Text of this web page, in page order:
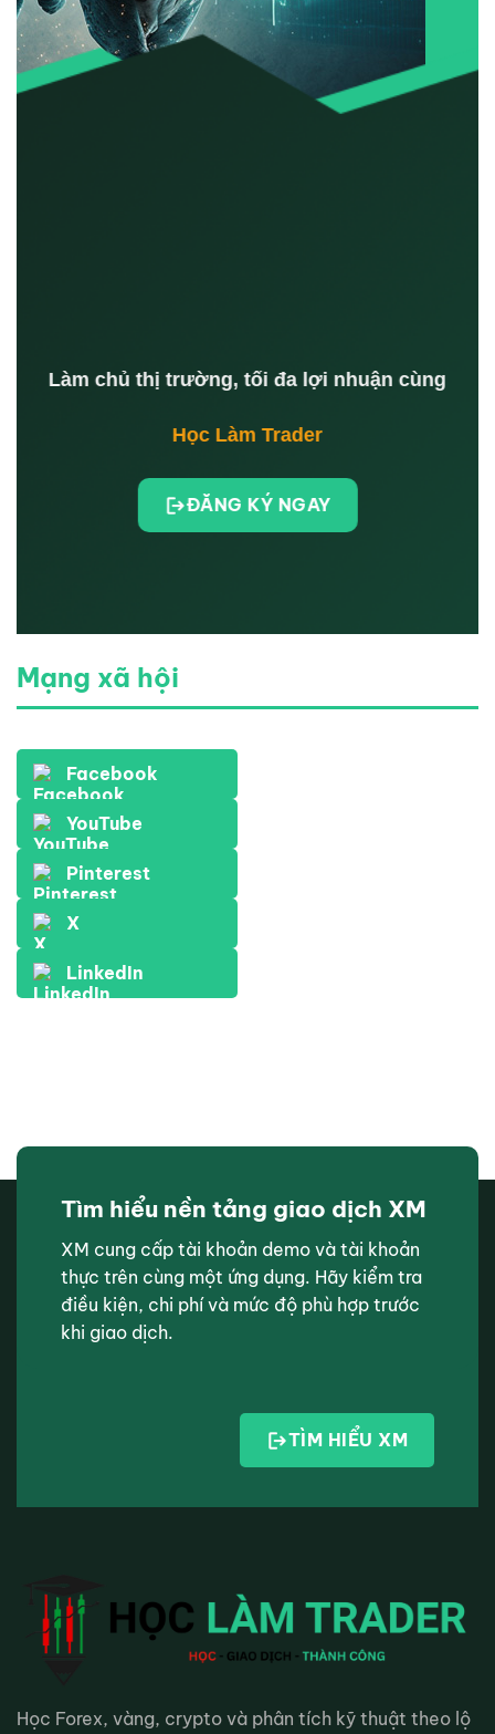
Làm chủ thị trường, tối đa lợi nhuận cùng
Học Làm Trader
ĐĂNG KÝ NGAY
Mạng xã hội
Facebook
YouTube
Pinterest
X
LinkedIn
Tìm hiểu nền tảng giao dịch XM
XM cung cấp tài khoản demo và tài khoản
thực trên cùng một ứng dụng. Hãy kiểm tra
điều kiện, chi phí và mức độ phù hợp trước
khi giao dịch.
TÌM HIỂU XM
Học Forex, vàng, crypto và phân tích kỹ thuật theo lộ